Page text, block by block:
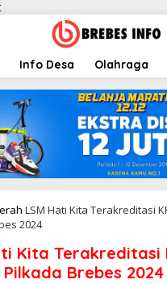
Info Desa Olahraga
LSM Hati Kita Terakreditasi
2024
Kita Terakreditasi
Brebes 2024